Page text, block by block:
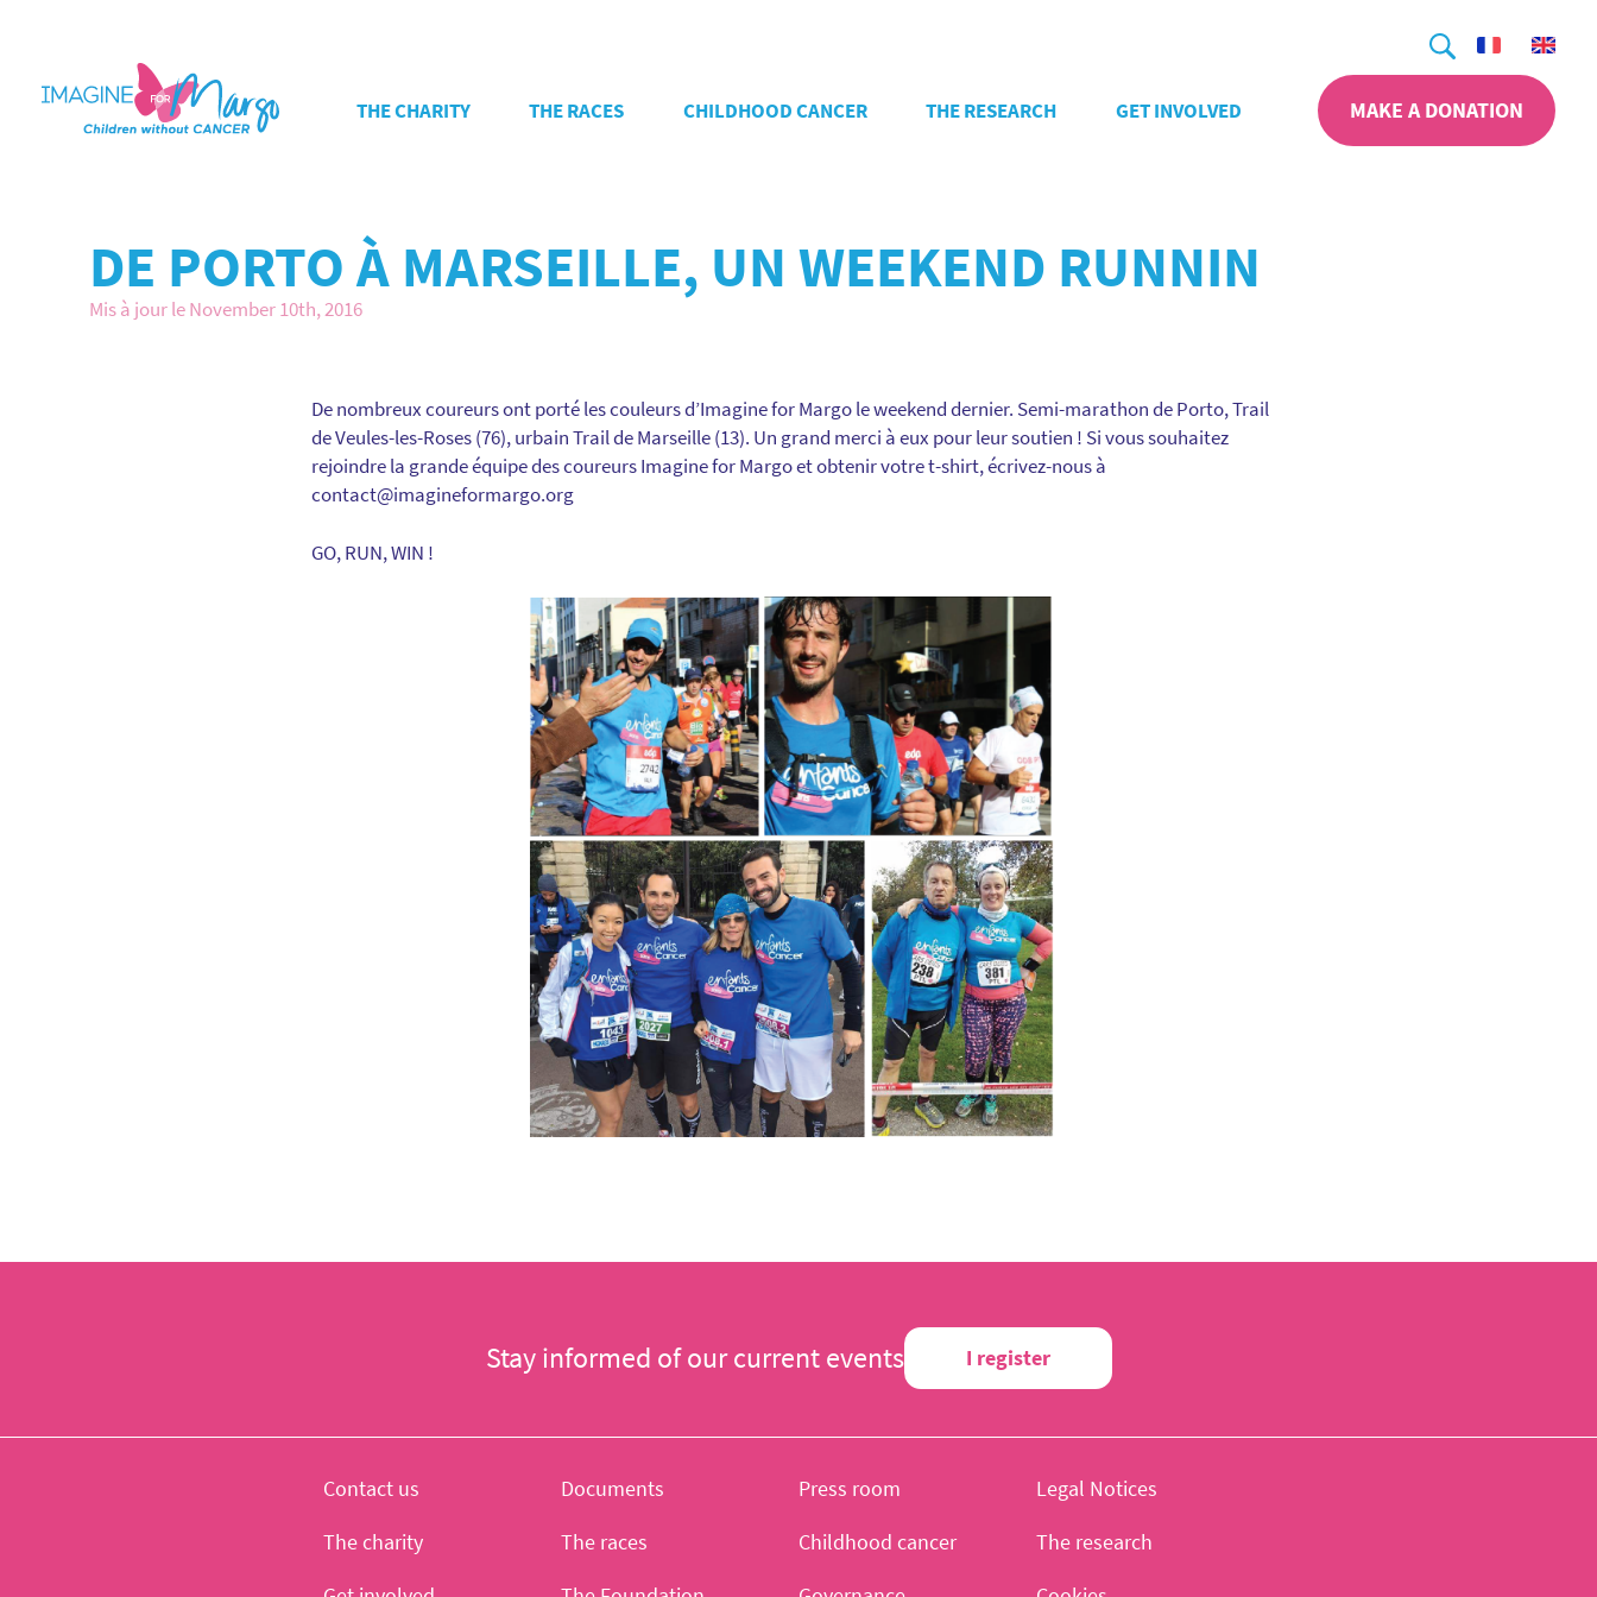
Search
THE CHARITY THE RACES CHILDHOOD CANCER THE RESEARCH GET INVOLVED MAKE A DONATION
DE PORTO À MARSEILLE, UN WEEKEND RUNNIN
Mis à jour le November 10th, 2016
De nombreux coureurs ont porté les couleurs d’Imagine for Margo le weekend dernier. Semi-marathon de Porto, Trail
de Veules-les-Roses (76), urbain Trail de Marseille (13). Un grand merci à eux pour leur soutien ! Si vous souhaitez
rejoindre la grande équipe des coureurs Imagine for Margo et obtenir votre t-shirt, écrivez-nous à
contact@imagineformargo.org
GO, RUN, WIN !
Stay informed of our current events I register
Contact us Documents Press room
Legal Notices
The charity
The races Childhood cancer
The research